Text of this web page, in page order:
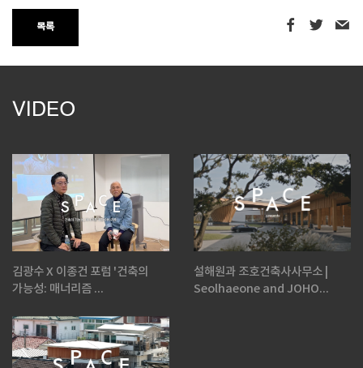
목록
VIDEO
김광수 X 이종건 포럼 '건축의
가능성: 매너리즘 ...
설해원과 조호건축사사무소 |
Seolhaeone and JOHO...